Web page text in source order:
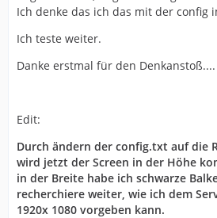
Ich denke das ich das mit der config
Ich teste weiter.
Danke erstmal für den Denkanstoß....
Edit:
Durch ändern der config.txt auf die
wird jetzt der Screen in der Höhe
in der Breite habe ich schwarze
recherchiere weiter, wie ich dem
1920x 1080 vorgeben kann.